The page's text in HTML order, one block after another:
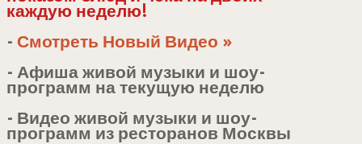
каждую неделю!
- Смотреть Новый Видео »
- Афиша живой музыки и шоу-
программ на текущую неделю
- Видео живой музыки и шоу-
программ из ресторанов Москвы